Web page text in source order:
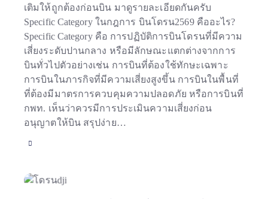
เติมให้ถูกต้องก่อนบิน มาดูรายละเอียดกันครับ
Specific Category ในกฎการ บินโดรน2569 คืออะไร?
Specific Category คือ การปฏิบัติการบินโดรนที่มีความ
เสี่ยงระดับปานกลาง หรือมีลักษณะแตกต่างจากการ
บินทั่วไปตัวอย่างเช่น การบินที่ต้องใช้ทักษะเฉพาะ
การบินในภารกิจที่มีความเสี่ยงสูงขึ้น การบินในพื้นที่
ที่ต้องมีมาตรการควบคุมความปลอดภัย หรือการบินที่
กพท. เห็นว่าควรมีการประเมินความเสี่ยงก่อน
อนุญาตให้บิน สรุปง่าย…